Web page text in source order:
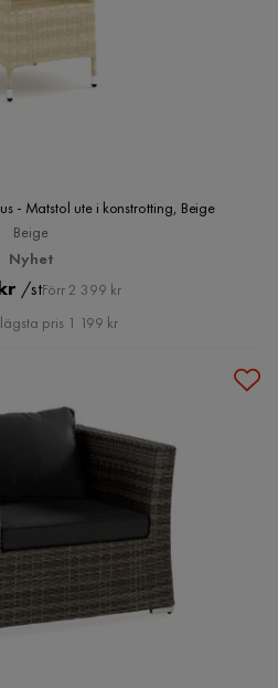
- Matstol ute i konstrotting, Beige
Beige
Nyhet
Pris
/st
Original
Pris
Förr 2 399 kr
pris 1 199 kr